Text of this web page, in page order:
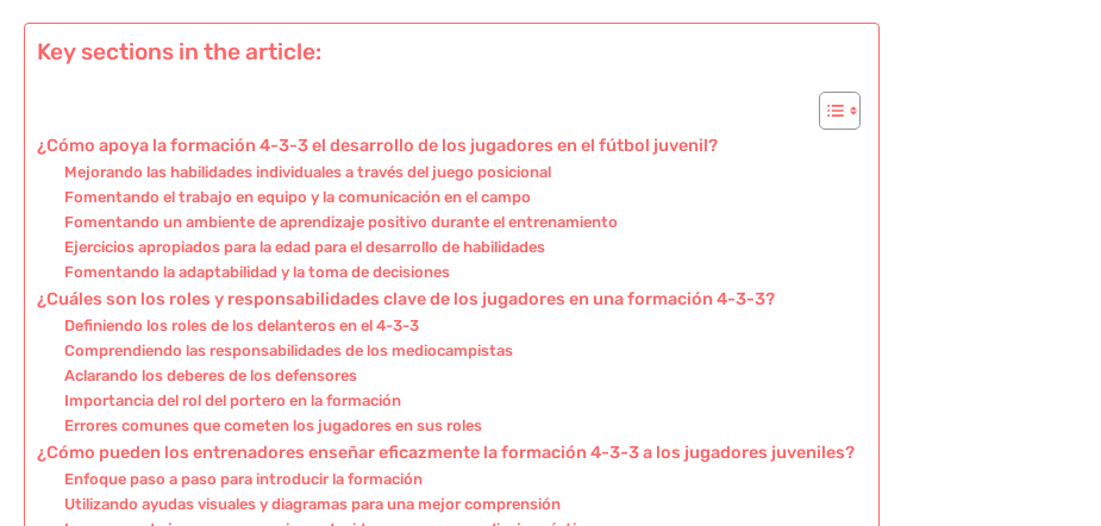
Key sections in the article:
¿Cómo apoya la formación 4-3-3 el desarrollo de los jugadores en el fútbol juvenil?
Mejorando las habilidades individuales a través del juego posicional
Fomentando el trabajo en equipo y la comunicación en el campo
Fomentando un ambiente de aprendizaje positivo durante el entrenamiento
Ejercicios apropiados para la edad para el desarrollo de habilidades
Fomentando la adaptabilidad y la toma de decisiones
¿Cuáles son los roles y responsabilidades clave de los jugadores en una formación 4-3-3?
Definiendo los roles de los delanteros en el 4-3-3
Comprendiendo las responsabilidades de los mediocampistas
Aclarando los deberes de los defensores
Importancia del rol del portero en la formación
Errores comunes que cometen los jugadores en sus roles
¿Cómo pueden los entrenadores enseñar eficazmente la formación 4-3-3 a los jugadores juveniles?
Enfoque paso a paso para introducir la formación
Utilizando ayudas visuales y diagramas para una mejor comprensión